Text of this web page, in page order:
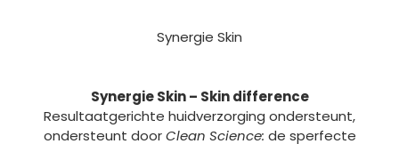
Synergie Skin
Synergie Skin – Skin difference
Resultaatgerichte huidverzorging ondersteunt,
ondersteunt doorClean Science: de sperfecte